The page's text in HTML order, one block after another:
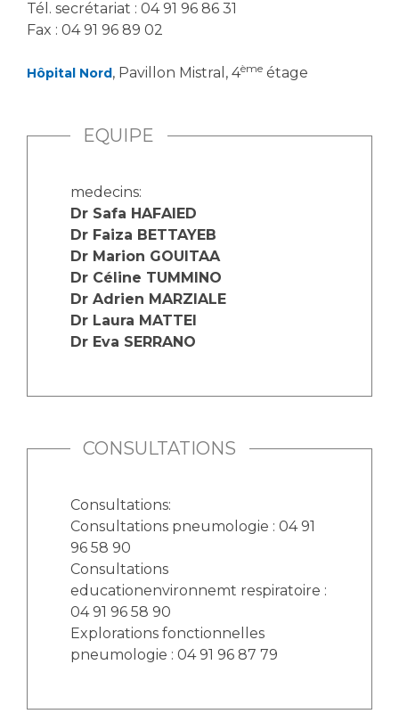
Tél. secrétariat : 04 91 96 86 31
Fax : 04 91 96 89 02
Hôpital Nord, Pavillon Mistral, 4ème étage
EQUIPE
medecins:
Dr Safa HAFAIED
Dr Faiza BETTAYEB
Dr Marion GOUITAA
Dr Céline TUMMINO
Dr Adrien MARZIALE
Dr Laura MATTEI
Dr Eva SERRANO
CONSULTATIONS
Consultations:
Consultations pneumologie : 04 91
96 58 90
Consultations
educationenvironnemt respiratoire :
04 91 96 58 90
Explorations fonctionnelles
pneumologie : 04 91 96 87 79